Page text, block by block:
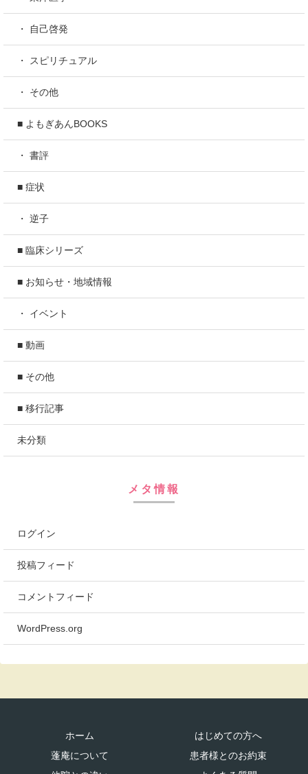
・ 自己啓発
・ スピリチュアル
・ その他
■ よもぎあんBOOKS
・ 書評
■ 症状
・ 逆子
■ 臨床シリーズ
■ お知らせ・地域情報
・ イベント
■ 動画
■ その他
■ 移行記事
未分類
メタ情報
ログイン
投稿フィード
コメントフィード
WordPress.org
ホーム
はじめての方へ
蓬庵について
患者様とのお約束